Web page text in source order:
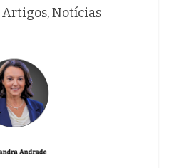
Artigos,Notícias